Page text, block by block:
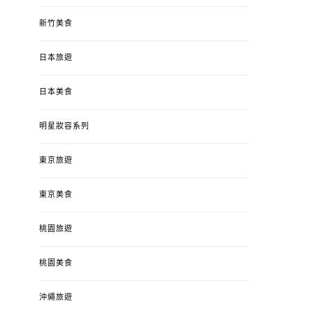
新竹美食
日本旅遊
日本美食
明星妝容系列
東京旅遊
東京美食
桃園旅遊
桃園美食
沖繩旅遊